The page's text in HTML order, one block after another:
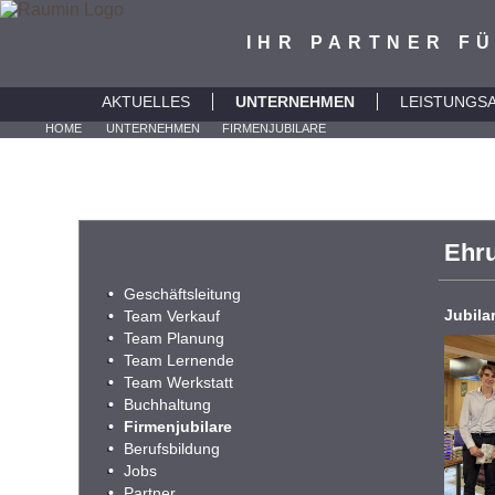
IHR PARTNER
AKTUELLES UNTERNEHMEN
Geschäftsleitung
Team Verkauf
Team Planung
Team Lernende
Team Werkstatt
Buchhaltung
Firmenjubilare
Berufsbildung
Jobs
Partner
Links Medien
Beratung
Planung
Ausführung /
Materialien
HOME UNTERNEHMEN FIRMENJUBILARE
Geschäftsleitung
Team Verkauf
Team Planung
Team Lernende
Team Werkstatt
Buchhaltung
Firmenjubilare
Berufsbildung
Jobs